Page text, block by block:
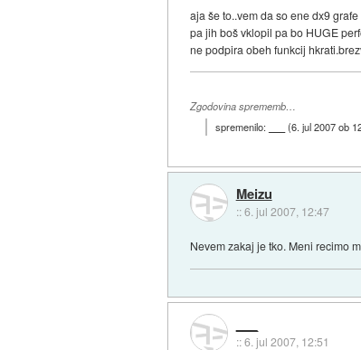
aja še to..vem da so ene dx9
pa jih boš vklopil pa bo HUGE
ne podpira obeh funkcij
Zgodovina sprememb…
spremenilo: (6. jul 2007 ob
Meizu
::6. jul 2007, 12:47
Nevem zakaj je tko. Meni recimo
::6. jul 2007, 12:51